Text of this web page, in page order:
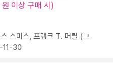
이상 구매 시)
스미스, 프랭크 T. 머릴 (그
30